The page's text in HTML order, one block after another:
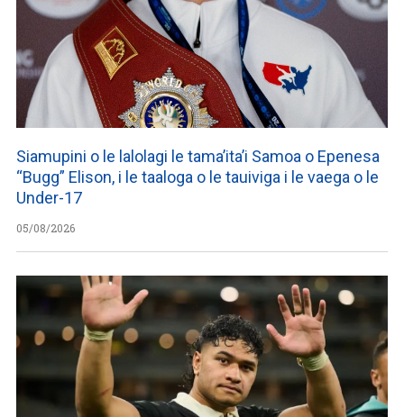
Siamupini o le lalolagi le tama’ita’i Samoa o Epenesa
“Bugg” Elison, i le taaloga o le tauiviga i le vaega o le
Under-17
05/08/2026